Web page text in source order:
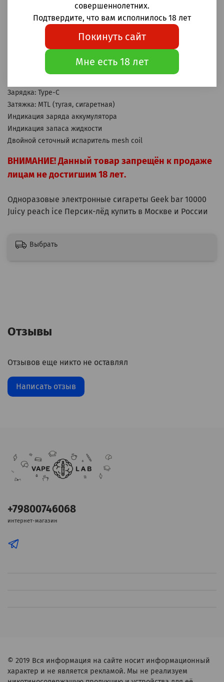
Одноразовые электронные сигареты Geek bar Meloso Ultra
Juicy peach ice (Персик-лёд) 10000 затяжек
Корпус: металл
Аккумулятор: 630мАч
Зарядка: Type-C
Затяжка: MTL (тугая, сигаретная)
Индикация заряда аккумулятора
Индикация запаса жидкости
Двойной сеточный испаритель mesh coil
ВНИМАНИЕ! Данный товар запрещён к продаже
лицам не достигшим 18 лет.
Одноразовые электронные сигареты Geek bar 10000
Juicy peach ice Персик-лёд купить в Москве и России
Выбрать
Отзывы
Отзывов еще никто не оставлял
Написать отзыв
+79800746068
интернет-магазин
© 2019 Вся информация на сайте носит информационный
характер и не является рекламой. Мы не реализуем
совершеннолетних.
Подтвердите, что вам исполнилось 18 лет
Покинуть сайт
Мне есть 18 лет